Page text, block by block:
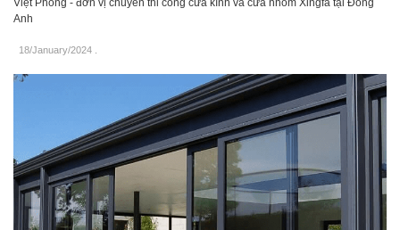
Việt Phong - đơn vị chuyên thi công cửa kính và cửa nhôm Xingfa tại Đông
Anh
18/January/2024 .